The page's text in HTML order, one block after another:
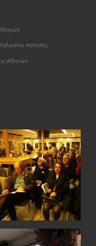
ποίησης
Αθηνών